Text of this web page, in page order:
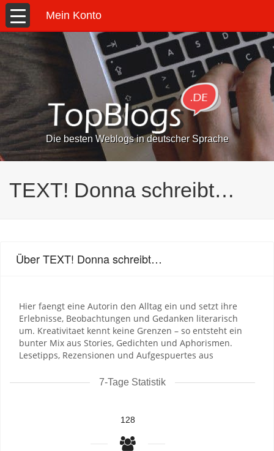
Mein Konto
Die besten Weblogs in deutscher Sprache
TEXT! Donna schreibt…
Über TEXT! Donna schreibt…
Hier faengt eine Autorin den Alltag ein und setzt ihre
Erlebnisse, Beobachtungen und Gedanken literarisch
um. Kreativitaet kennt keine Grenzen – so entsteht ein
bunter Mix aus Stories, Gedichten und Aphorismen.
Lesetipps, Rezensionen und Aufgespuertes aus
7-Tage Statistik
128